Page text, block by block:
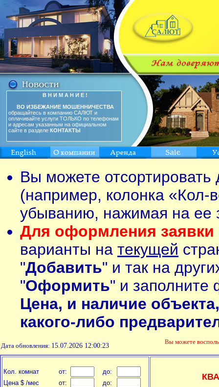
В Н И М А Н И Е !
ВО ИЗБЕЖАНИЕ МОШЕННИЧЕСТВА
обращайтесь в компанию САЛЮТ и
оплачивайте услуги ТОЛЬКО по телефонам
и адресам указанным на официальном
сайте в разделе КОНТАКТЫ
Вы можете
(например, колонка «Кол-
убыванию, нажимая на ее
Для оформления заявки
варианты на текущей
"Добавить" и так на
"Оформить" и заполните
Цена, и наличие
какого-либо
Дата обновления: 15.07.2026 12:00:23
Вы можете
Кол. комнат от:
до:
Цена $ /мес
от: до: